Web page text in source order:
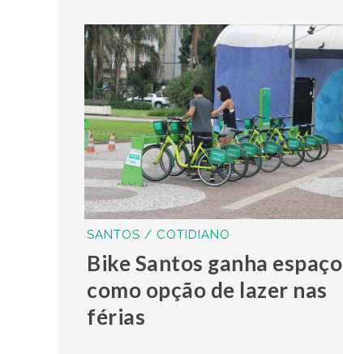
SANTOS / COTIDIANO
Bike Santos ganha espaço
como opção de lazer nas
férias